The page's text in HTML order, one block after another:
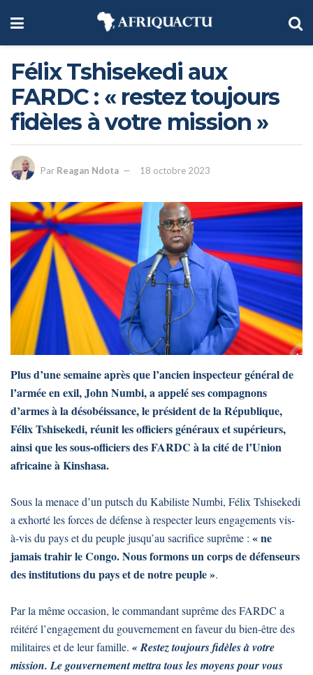
Félix Tshisekedi aux
FARDC : « restez toujours
fidèles à votre mission »
Par Reagan Ndota 18 octobre 2023
Plus d’une semaine après que l’ancien inspecteur général de
l’armée en exil, John Numbi, a appelé ses compagnons
d’armes à la désobéissance, le président de la République,
Félix Tshisekedi, réunit les officiers généraux et supérieurs,
ainsi que les sous-officiers des FARDC à la cité de l’Union
africaine à Kinshasa.
Sous la menace d’un putsch du Kabiliste Numbi, Félix Tshisekedi
a exhorté les forces de défense à respecter leurs engagements vis-
à-vis du pays et du peuple jusqu’au sacrifice suprême : « ne
jamais trahir le Congo. Nous formons un corps de défenseurs
des institutions du pays et de notre peuple ».
Par la même occasion, le commandant suprême des FARDC a
réitéré l’engagement du gouvernement en faveur du bien-être des
militaires et de leur famille. « Restez toujours fidèles à votre
mission. Le gouvernement mettra tous les moyens pour vous